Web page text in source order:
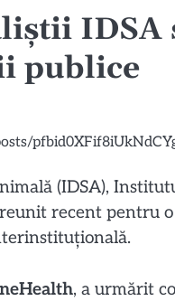
IDSA
publice
(IDSA),
recent pentru
, a urmărit